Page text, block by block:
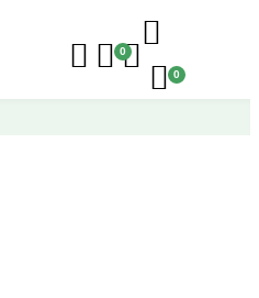
  0

 0